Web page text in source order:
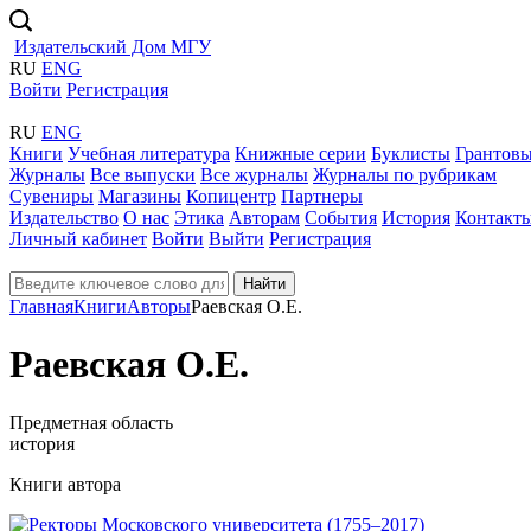
Издательский Дом МГУ
RU ENG
Войти Регистрация
RU ENG
Книги Учебная литература Книжные серии Буклисты
Журналы Все выпуски Все журналы Журналы по рубрикам
Сувениры Магазины Копицентр Партнеры
Издательство О нас Этика Авторам События История
Личный кабинет Войти Выйти Регистрация
Найти
ГлавнаяКнигиАвторыРаевская О.Е.
Раевская О.Е.
Предметная область
история
Книги автора